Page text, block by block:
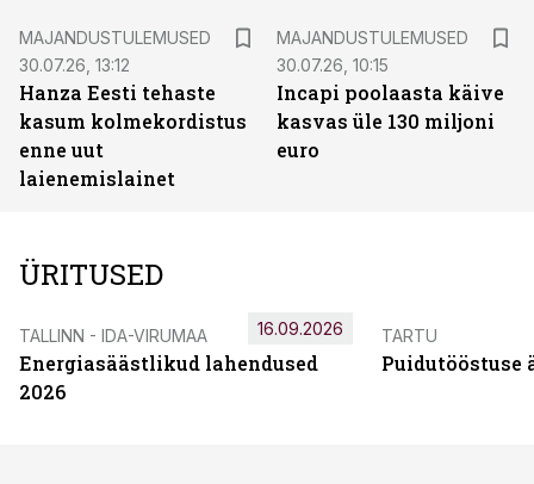
MAJANDUSTULEMUSED
30.07.26, 13:12
Hanza Eesti tehaste
kasum kolmekordistus
enne uut
laienemislainet
MAJANDUSTULEMUSED
30.07.26, 10:15
Incapi poolaasta käive
kasvas üle 130 miljoni
euro
ÜRITUSED
TALLINN - IDA-VIRUMAA
Energiasäästlikud lahendused
2026
16.09.2026 TARTU
Puidutööstuse